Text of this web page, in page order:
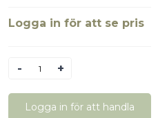
Logga in för att se pris
Antal
Logga in för att handla